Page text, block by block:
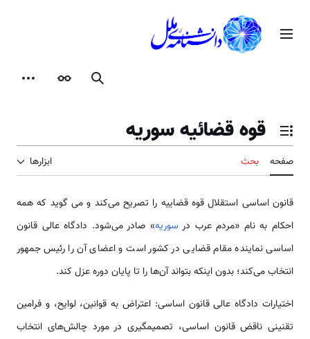
محتوامنوی اصلی
جستجوظاهر
تغییر وضعیت فهرست محتویات
قوه قضائیه سوریه
صفحه بحث ابزارها
قانون اساسی ‌‌‌‌‌‌‌استقلال قوه قضاییه را تصریح ‌‌‌‌‌‌‌‌‌‌‌‌‌‌‌‌می‌کند و می گوید که همه
احکام به نام «مردم عرب در سوریه» صادر ‌‌‌‌‌‌‌‌می‌شود. دادگاه عالی قانون
اساسی نماینده مقام قضایی در کشور ‌‌‌‌‌‌‌است و اعضای آن را رئیس جمهور
انتخاب ‌‌‌‌‌‌‌‌‌‌‌‌‌‌‌‌می‌کند؛ بدون اینکه بتو‌‌‌‌‌‌‌‌‌‌‌‌‌‌‌‌‌‌‌‌‌‌‌‌اند آن­‌‌‌‌‌‌‌‌ها را تا پایان دوره عزل کند.
اختیارات دادگاه عالی قانون اساسی: اعتراض به قوانین، لوایح، و فرامین
تقنینی ناقض قانون اساسی، تصمیم­گیری در مورد چالش­‌‌‌‌‌‌‌‌های انتخاب